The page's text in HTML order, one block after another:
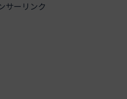
サーリンク